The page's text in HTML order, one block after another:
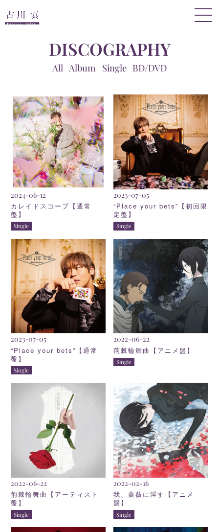
DISCOGRAPHY
All Album Single BD/DVD
2024-06-12
カレイドスコープ【通常
盤】
Single
2023-07-05
“Place your bets”【初回限
定盤】
Single
2023-07-05
“Place your bets”【通常
盤】
Single
2022-06-22
荊棘輪舞曲【アニメ盤】
Single
2022-06-22
荊棘輪舞曲【アーティスト
盤】
Single
2022-02-16
我、薔薇に淫す【アニメ
盤】
Single